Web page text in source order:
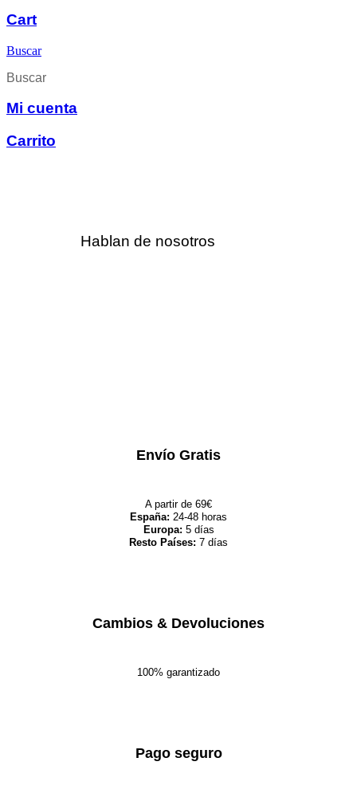
Cart
Buscar
Buscar
Mi cuenta
Carrito
Hablan de nosotros
Envío Gratis
A partir de 69€
España: 24-48 horas
Europa: 5 días
Resto Países: 7 días
Cambios & Devoluciones
100% garantizado
Pago seguro